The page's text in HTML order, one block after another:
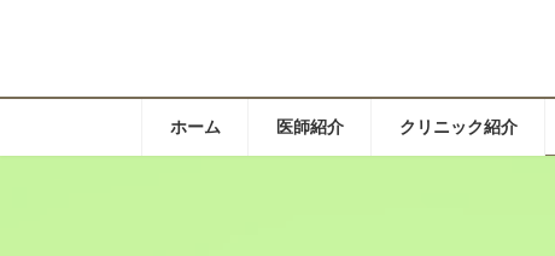
ホーム 医師紹介 クリニック紹介